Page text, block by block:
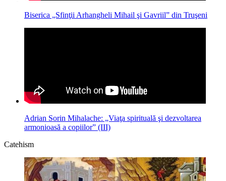
Biserica „Sfinţii Arhangheli Mihail şi Gavriil” din Truşeni
Adrian Sorin Mihalache: „Viaţa spirituală şi dezvoltarea
armonioasă a copiilor” (III)
Catehism